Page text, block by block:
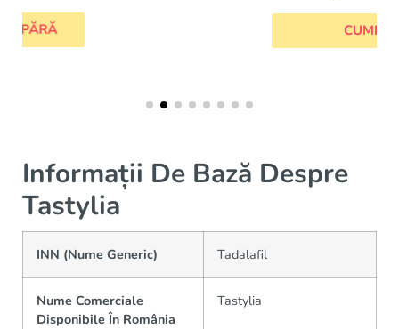
Informații De Bază Despre
Tastylia
INN (Nume Generic) Tadalafil
Nume Comerciale
Disponibile În România
Tastylia